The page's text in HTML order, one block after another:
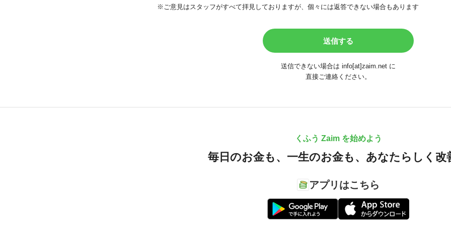
※ご意見はスタッフがすべて拝見しておりますが、個々には返答できない場合もあります
送信できない場合は info[at]zaim.net に
直接ご連絡ください。
くふう Zaim を始めよう
毎日のお金も、 一生のお金も、 あなたらしく改
アプリはこちら